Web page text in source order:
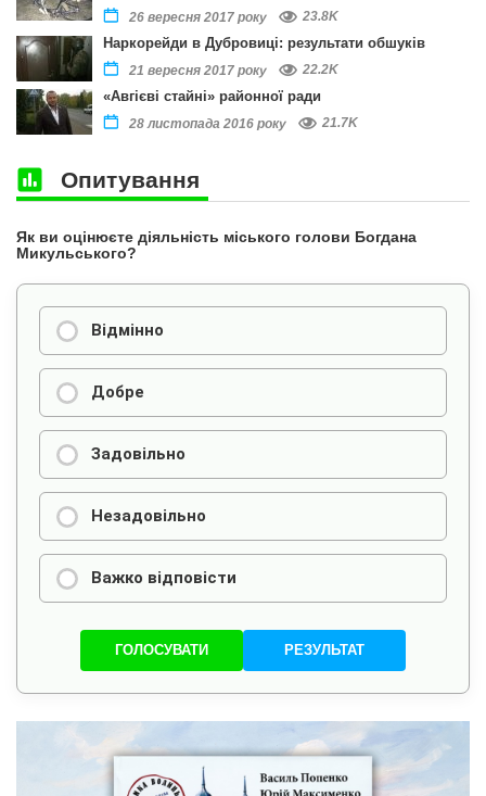
26 вересня 2017 року 23.8K
Наркорейди в Дубровиці: результати обшуків
21 вересня 2017 року 22.2K
«Авгієві стайні» районної ради
28 листопада 2016 року 21.7K
Опитування
Як ви оцінюєте діяльність міського голови Богдана
Микульського?
Відмінно
Добре
Задовільно
Незадовільно
Важко відповісти
ГОЛОСУВАТИ РЕЗУЛЬТАТ